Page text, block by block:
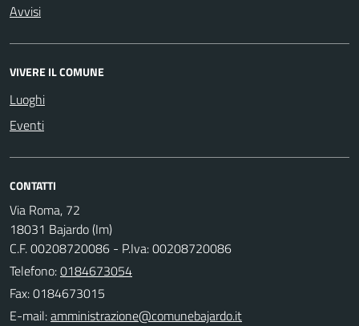
Avvisi
VIVERE IL COMUNE
Luoghi
Eventi
CONTATTI
Via Roma, 72
18031 Bajardo (Im)
C.F. 00208720086 - P.Iva: 00208720086
Telefono:0184673054
Fax: 0184673015
E-mail: